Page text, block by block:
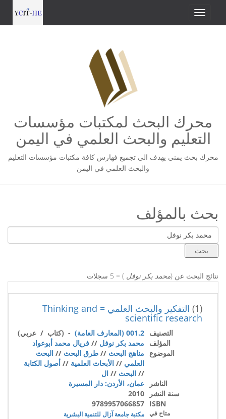
محرك البحث لمكتبات مؤسسات
التعليم والبحث العلمي في اليمن
محرك بحث يمني يهدف الى تجميع فهارس كافة مكتبات مؤسسات التعليم
والبحث العلمي في اليمن
بحث بالمؤلف
نتائج البحث عن (محمد بكر نوفل ) = 5 سجلات
(1) التفكير والبحث العلمي = Thinking and
scientific research
التصنيف 001.2 (المعارف العامة)
- (كتاب / عربي)
المؤلف
محمد بكر نوفل // فريال محمد أبوعواد
الموضوع مناهج البحث // طرق البحث // البحث
العلمي // الأبحاث العلمية // أصول الكتابة
// البحث // ال
الناشر
عمان، الأردن: دار المسيرة
سنة النشر
2010
ISBN
9789957066857
متاح في مكتبة جامعة آزال للتنمية البشرية